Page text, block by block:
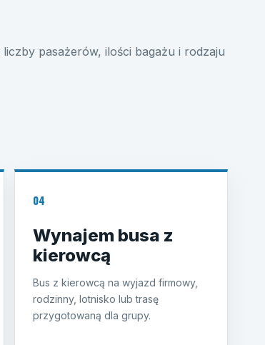
liczby pasażerów, ilości bagażu i rodzaju
04
Wynajem busa z
kierowcą
Bus z kierowcą na wyjazd firmowy,
rodzinny, lotnisko lub trasę
przygotowaną dla grupy.